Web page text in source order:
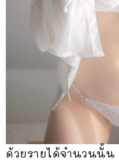
ด้วยรายได้จำนวนนั้น